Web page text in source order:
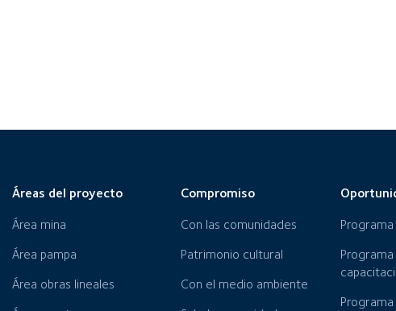
Áreas del proyecto
Área mina
Área pampa
Área obras lineales
Compromiso
Con las comunidades
Patrimonio cultural
Con el medio ambiente